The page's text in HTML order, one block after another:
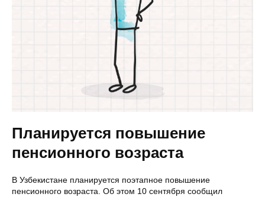
Планируется повышение
пенсионного возраста
В Узбекистане планируется поэтапное повышение
пенсионного возраста. Об этом 10 сентября сообщил